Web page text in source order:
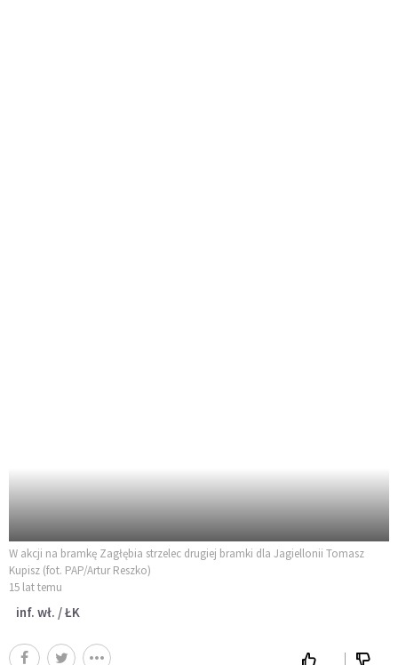
W akcji na bramkę Zagłębia strzelec drugiej bramki dla Jagiellonii Tomasz
Kupisz (fot. PAP/Artur Reszko)
15 lat temu
inf. wł. / ŁK